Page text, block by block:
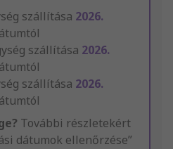
szállítása 2026.
szállítása 2026.
szállítása 2026.
További részletekért
dátumok ellenőrzése”